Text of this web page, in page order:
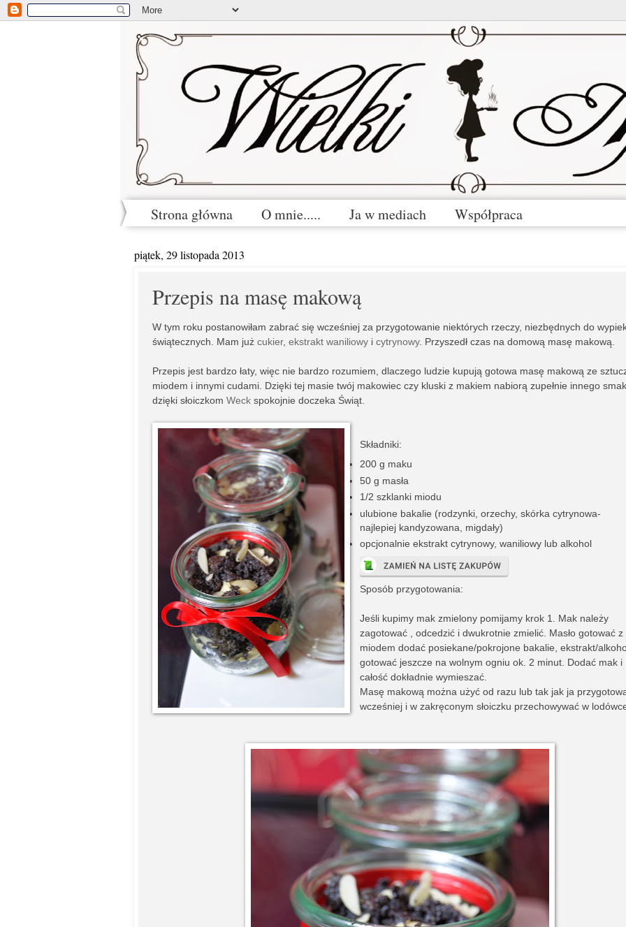
Strona główna O mnie..... Ja w mediach Współpraca
piątek, 29 listopada 2013
Przepis na masę makową
W tym roku postanowiłam zabrać się wcześniej za przygotowanie niektórych rzeczy, niezbędnych do
świątecznych. Mam już cukier, ekstrakt waniliowy i cytrynowy. Przyszedł czas na domową masę makową.
Przepis jest bardzo łaty, więc nie bardzo rozumiem, dlaczego ludzie kupują gotowa masę makową ze
miodem i innymi cudami. Dzięki tej masie twój makowiec czy kluski z makiem nabiorą zupełnie innego
dzięki słoiczkom Weck spokojnie doczeka Świąt.
Składniki:
200 g maku
50 g masła
1/2 szklanki miodu
ulubione bakalie (rodzynki, orzechy, skórka cytrynowa-
najlepiej kandyzowana, migdały)
opcjonalnie ekstrakt cytrynowy, waniliowy lub alkohol
Sposób przygotowania:
Jeśli kupimy mak zmielony pomijamy krok 1. Mak należy
zagotować , odcedzić i dwukrotnie zmielić. Masło gotować z
miodem dodać posiekane/pokrojone bakalie, ekstrakt/
gotować jeszcze na wolnym ogniu ok. 2 minut. Dodać mak i
całość dokładnie wymieszać.
Masę makową można użyć od razu lub tak jak ja
wcześniej i w zakręconym słoiczku przechowywać w